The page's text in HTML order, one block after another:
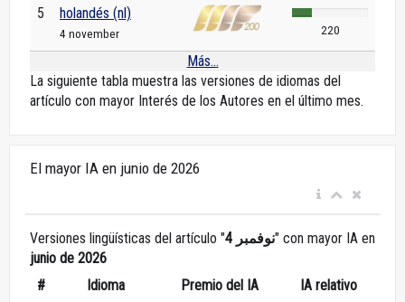
5 holandés (nl)
4 november 220
Más...
La siguiente tabla muestra las versiones de idiomas del
artículo con mayor Interés de los Autores en el último mes.
El mayor IA en junio de 2026
Versiones lingüísticas del artículo " 4 نوفمبر" con mayor IA en
junio de 2026
#
Idioma Premio del IA IA relativo